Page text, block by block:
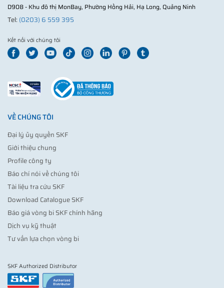
D908 - Khu đô thị MonBay, Phường Hồng Hải, Hạ Long, Quảng Ninh
Tel: (0203) 6 559 395
Kết nối với chúng tôi
VỀ CHÚNG TÔI
Đại lý ủy quyền SKF
Giới thiệu chung
Profile công ty
Báo chí nói về chúng tôi
Tài liệu tra cứu SKF
Download Catalogue SKF
Báo giá vòng bi SKF chính hãng
Dịch vụ kỹ thuật
Tư vấn lựa chọn vòng bi
SKF Authorized Distributor